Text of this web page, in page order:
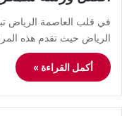
في قلب العاصمة الرياض
الرياض حيث تقدم هذه
أكمل القراءة »